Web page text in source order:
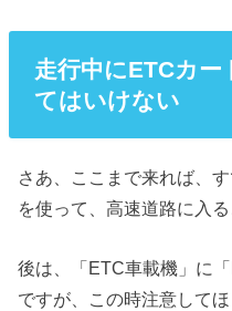
走行中にETCカー
てはいけない
さあ、ここまで来れば、
を使って、高速道路に入
後は、「ETC車載機」に
ですが、この時注意して